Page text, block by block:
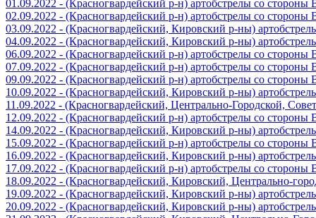
01.09.2022 - (Красногвардейский р-н) артобстрелы со
02.09.2022 - (Красногвардейский р-н) артобстрелы со
03.09.2022 - (Красногвардейский, Кировский р-ны)
04.09.2022 - (Красногвардейский, Кировский р-ны)
06.09.2022 - (Красногвардейский р-н) артобстрелы со
07.09.2022 - (Красногвардейский р-н) артобстрелы со
09.09.2022 - (Красногвардейский р-н) артобстрелы со
10.09.2022 - (Красногвардейский, Кировский р-ны)
11.09.2022 - (Красногвардейский, Центрально-Городской,
12.09.2022 - (Красногвардейский р-н) артобстрелы со
14.09.2022 - (Красногвардейский, Кировский р-ны)
15.09.2022 - (Красногвардейский р-н) артобстрелы со
16.09.2022 - (Красногвардейский, Кировский р-ны)
17.09.2022 - (Красногвардейский р-н) артобстрелы со
18.09.2022 - (Красногвардейский, Кировский, Центрально-
19.09.2022 - (Красногвардейский, Кировский р-ны)
20.09.2022 - (Красногвардейский, Кировский р-ны)